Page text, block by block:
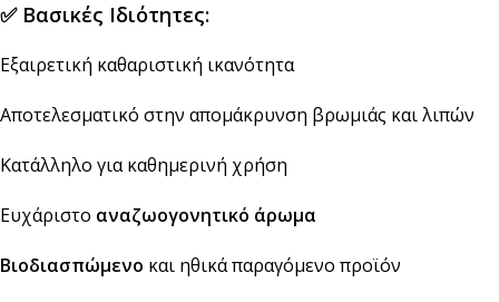
✅ Βασικές Ιδιότητες:
Εξαιρετική καθαριστική ικανότητα
Αποτελεσματικό στην απομάκρυνση βρωμιάς και λιπών
Κατάλληλο για καθημερινή χρήση
Ευχάριστο αναζωογονητικό άρωμα
Βιοδιασπώμενο και ηθικά παραγόμενο προϊόν